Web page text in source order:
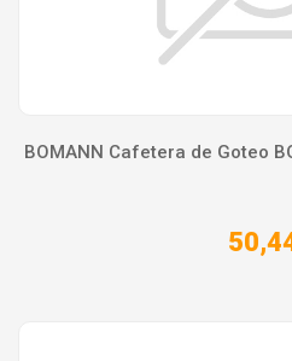
BOMANN Cafetera de Goteo